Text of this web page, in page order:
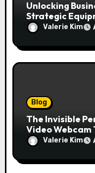
Unlocking
Strategic
Growth Without
Valerie Kim
Blog
The Invisible
Video Webcam
Presence
Valerie Kim